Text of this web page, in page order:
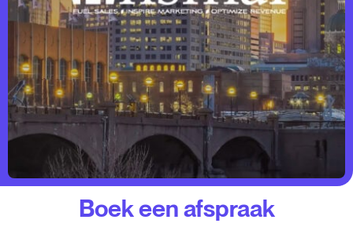
Boek een afspraak